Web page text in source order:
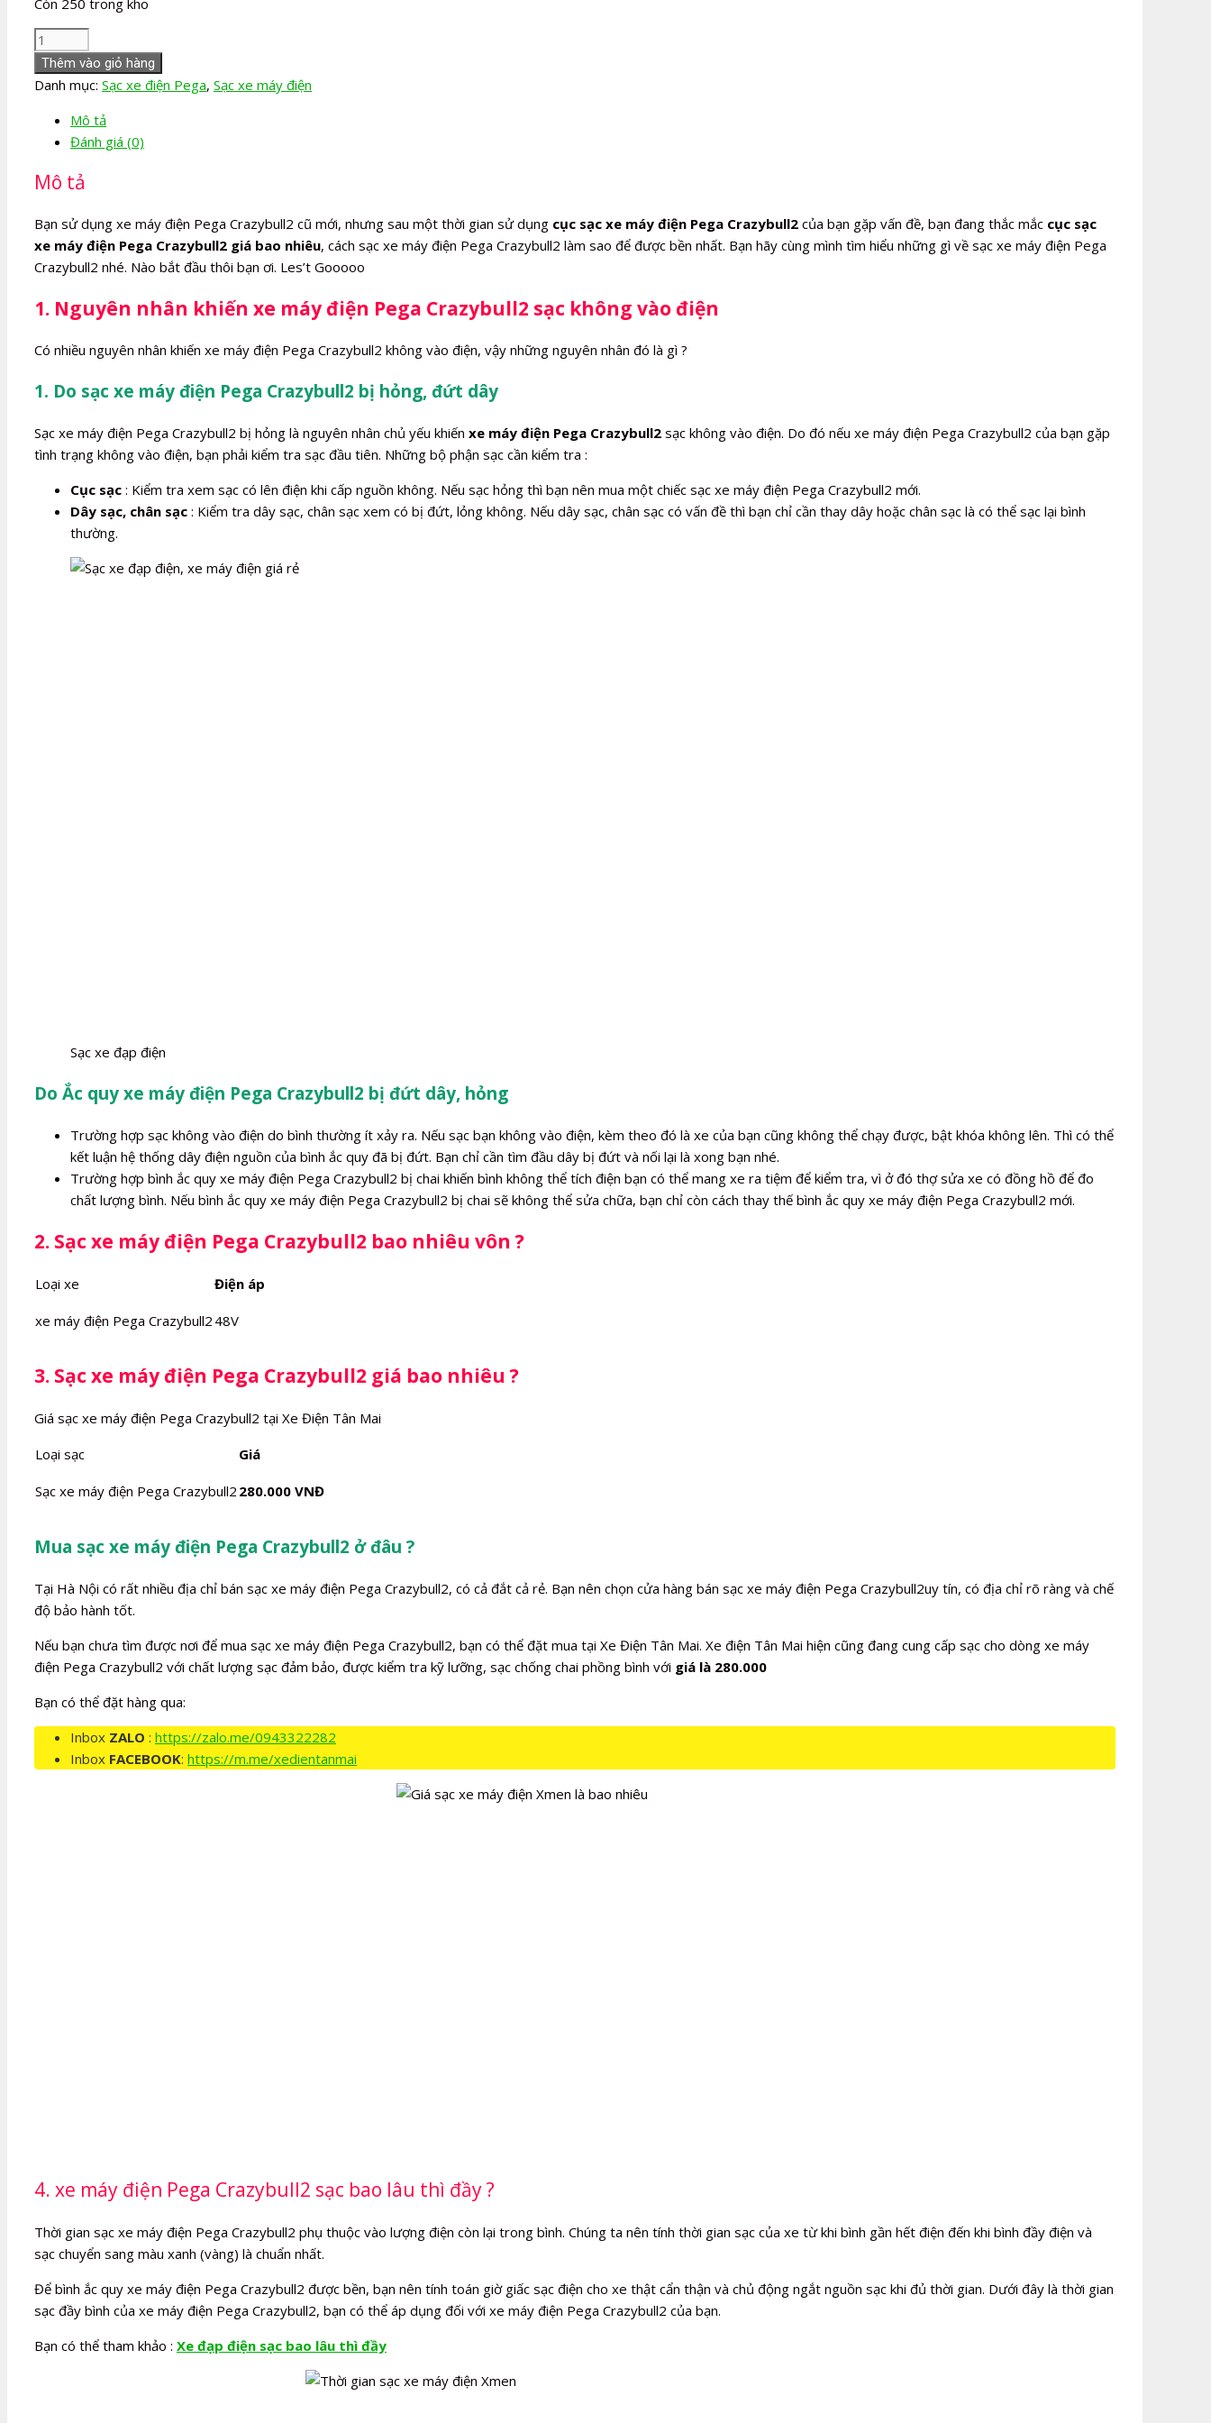
Sạc
xe
máy
Pega
Crazybull2
lượng
Thêm vào giỏ hàng
Danh mục: Sạc xe điện Pega, Sạc xe máy điện
Mô tả
Đánh giá (0)
Mô tả
Bạn sử dụng xe máy điện Pega Crazybull2 cũ mới, nhưng sau một thời gian sử dụng cục sạc xe máy điện Pega Crazybull2 của bạn gặp vấn đề, bạn đang thắc mắc cục sạc
xe máy điện Pega Crazybull2 giá bao nhiêu, cách sạc xe máy điện Pega Crazybull2 làm sao để được bền nhất. Bạn hãy cùng mình tìm hiểu những gì về sạc xe máy điện Pega
Crazybull2 nhé. Nào bắt đầu thôi bạn ơi. Les’t Gooooo
1. Nguyên nhân khiến xe máy điện Pega Crazybull2 sạc không vào điện
Có nhiều nguyên nhân khiến xe máy điện Pega Crazybull2 không vào điện, vậy những nguyên nhân đó là gì ?
1. Do sạc xe máy điện Pega Crazybull2 bị hỏng, đứt dây
Sạc xe máy điện Pega Crazybull2 bị hỏng là nguyên nhân chủ yếu khiến xe máy điện Pega Crazybull2 sạc không vào điện. Do đó nếu xe máy điện Pega Crazybull2 của bạn gặp
tình trạng không vào điện, bạn phải kiểm tra sạc đầu tiên. Những bộ phận sạc cần kiểm tra :
Cục sạc : Kiểm tra xem sạc có lên điện khi cấp nguồn không. Nếu sạc hỏng thì bạn nên mua một chiếc sạc xe máy điện Pega Crazybull2 mới.
Dây sạc, chân sạc : Kiểm tra dây sạc, chân sạc xem có bị đứt, lỏng không. Nếu dây sạc, chân sạc có vấn đề thì bạn chỉ cần thay dây hoặc chân sạc là có thể sạc lại bình
thường.
Sạc xe đạp điện
Do Ắc quy xe máy điện Pega Crazybull2 bị đứt dây, hỏng
Trường hợp sạc không vào điện do bình thường ít xảy ra. Nếu sạc bạn không vào điện, kèm theo đó là xe của bạn cũng không thể chạy được, bật khóa không lên. Thì có thể
kết luận hệ thống dây điện nguồn của bình ắc quy đã bị đứt. Bạn chỉ cần tìm đầu dây bị đứt và nối lại là xong bạn nhé.
Trường hợp bình ắc quy xe máy điện Pega Crazybull2 bị chai khiến bình không thể tích điện bạn có thể mang xe ra tiệm để kiểm tra, vì ở đó thợ sửa xe có đồng hồ để đo
chất lượng bình. Nếu bình ắc quy xe máy điện Pega Crazybull2 bị chai sẽ không thể sửa chữa, bạn chỉ còn cách thay thế bình ắc quy xe máy điện Pega Crazybull2 mới.
2. Sạc xe máy điện Pega Crazybull2 bao nhiêu vôn ?
Loại xe Điện áp
xe máy điện Pega Crazybull2 48V
3. Sạc xe máy điện Pega Crazybull2 giá bao nhiêu ?
Giá sạc xe máy điện Pega Crazybull2 tại Xe Điện Tân Mai
Loại sạc
Giá
Sạc xe máy điện Pega Crazybull2 280.000 VNĐ
Mua sạc xe máy điện Pega Crazybull2 ở đâu ?
Tại Hà Nội có rất nhiều địa chỉ bán sạc xe máy điện Pega Crazybull2, có cả đắt cả rẻ. Bạn nên chọn cửa hàng bán sạc xe máy điện Pega Crazybull2uy tín, có địa chỉ rõ ràng và chế
độ bảo hành tốt.
Nếu bạn chưa tìm được nơi để mua sạc xe máy điện Pega Crazybull2, bạn có thể đặt mua tại Xe Điện Tân Mai. Xe điện Tân Mai hiện cũng đang cung cấp sạc cho dòng xe máy
điện Pega Crazybull2 với chất lượng sạc đảm bảo, được kiểm tra kỹ lưỡng, sạc chống chai phồng bình với giá là 280.000
Bạn có thể đặt hàng qua:
Inbox ZALO : https://zalo.me/0943322282
Inbox FACEBOOK: https://m.me/xedientanmai
4. xe máy điện Pega Crazybull2 sạc bao lâu thì đầy ?
Thời gian sạc xe máy điện Pega Crazybull2 phụ thuộc vào lượng điện còn lại trong bình. Chúng ta nên tính thời gian sạc của xe từ khi bình gần hết điện đến khi bình đầy điện và
sạc chuyển sang màu xanh (vàng) là chuẩn nhất.
Để bình ắc quy xe máy điện Pega Crazybull2 được bền, bạn nên tính toán giờ giấc sạc điện cho xe thật cẩn thận và chủ động ngắt nguồn sạc khi đủ thời gian. Dưới đây là thời gian
sạc đầy bình của xe máy điện Pega Crazybull2, bạn có thể áp dụng đối với xe máy điện Pega Crazybull2 của bạn.
Bạn có thể tham khảo : Xe đạp điện sạc bao lâu thì đầy